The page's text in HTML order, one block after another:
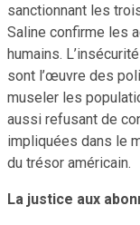
sanctionnant les
Saline confirme les
humains.
sont l’œuvre des
museler les
aussi refusant de
impliquées dans le
du trésor américain.
La justice aux